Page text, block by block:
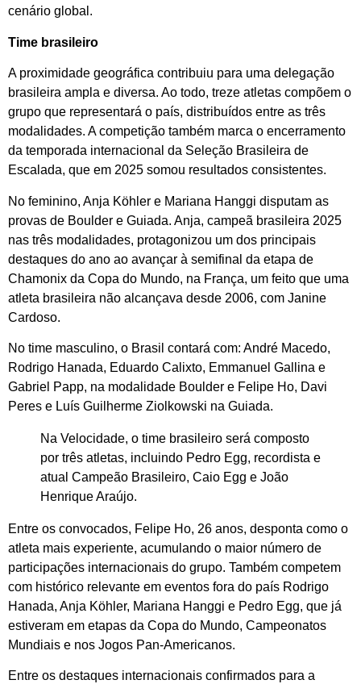
cenário global.
Time brasileiro
A proximidade geográfica contribuiu para uma delegação
brasileira ampla e diversa. Ao todo, treze atletas compõem o
grupo que representará o país, distribuídos entre as três
modalidades. A competição também marca o encerramento
da temporada internacional da Seleção Brasileira de
Escalada, que em 2025 somou resultados consistentes.
No feminino, Anja Köhler e Mariana Hanggi disputam as
provas de Boulder e Guiada. Anja, campeã brasileira 2025
nas três modalidades, protagonizou um dos principais
destaques do ano ao avançar à semifinal da etapa de
Chamonix da Copa do Mundo, na França, um feito que uma
atleta brasileira não alcançava desde 2006, com Janine
Cardoso.
No time masculino, o Brasil contará com: André Macedo,
Rodrigo Hanada, Eduardo Calixto, Emmanuel Gallina e
Gabriel Papp, na modalidade Boulder e Felipe Ho, Davi
Peres e Luís Guilherme Ziolkowski na Guiada.
Na Velocidade, o time brasileiro será composto
por três atletas, incluindo Pedro Egg, recordista e
atual Campeão Brasileiro, Caio Egg e João
Henrique Araújo.
Entre os convocados, Felipe Ho, 26 anos, desponta como o
atleta mais experiente, acumulando o maior número de
participações internacionais do grupo. Também competem
com histórico relevante em eventos fora do país Rodrigo
Hanada, Anja Köhler, Mariana Hanggi e Pedro Egg, que já
estiveram em etapas da Copa do Mundo, Campeonatos
Mundiais e nos Jogos Pan-Americanos.
Entre os destaques internacionais confirmados para a